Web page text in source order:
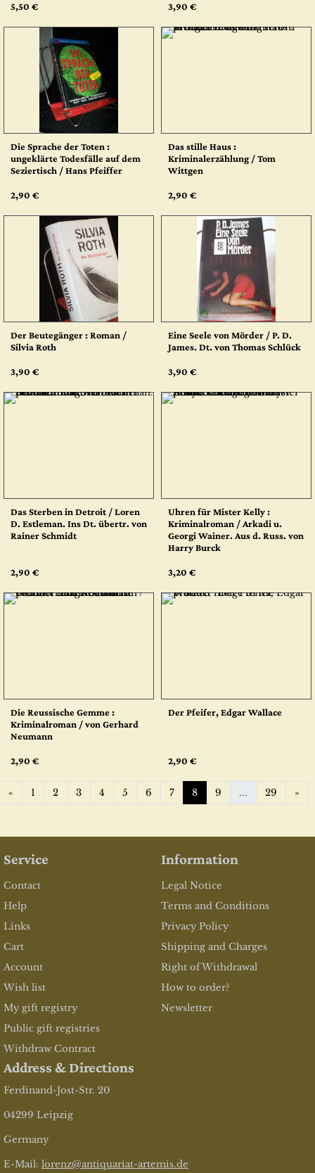
5,50 € 3,90 €
Die Sprache der Toten :
ungeklärte Todesfälle auf dem
Seziertisch / Hans Pfeiffer
2,90 €
Das stille Haus :
Kriminalerzählung / Tom
Wittgen
2,90 €
Der Beutegänger : Roman /
Silvia Roth
3,90 €
Eine Seele von Mörder / P. D.
James. Dt. von Thomas Schlück
3,90 €
Das Sterben in Detroit / Loren
D. Estleman. Ins Dt. übertr. von
Rainer Schmidt
2,90 €
Uhren für Mister Kelly :
Kriminalroman / Arkadi u.
Georgi Wainer. Aus d. Russ. von
Harry Burck
3,20 €
Die Reussische Gemme :
Kriminalroman / von Gerhard
Neumann
2,90 €
Der Pfeifer, Edgar Wallace
2,90 €
« Previous
1 2 3 4 5 6 7 8 9 ... 29 »
Service
Contact
Help
Links
Cart
Account
Wish list
My gift registry
Public gift registries
Withdraw Contract
Information
Legal Notice
Terms and Conditions
Privacy Policy
Shipping and Charges
Right of Withdrawal
How to order?
Newsletter
Address & Directions
Ferdinand-Jost-Str. 20
04299 Leipzig
Germany
E-Mail: lorenz@antiquariat-artemis.de